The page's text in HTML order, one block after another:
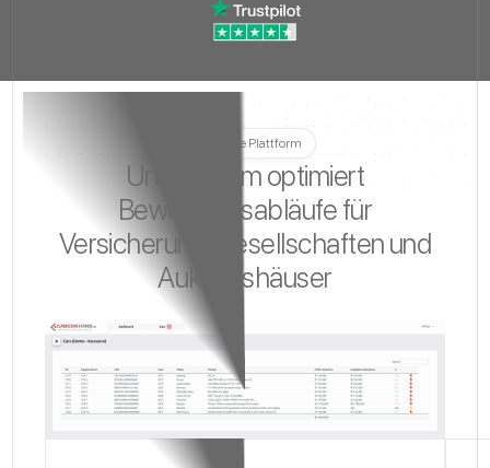
Unsere Plattform
Unser Team optimiert
Bewertungsabläufe für
Versicherungsgesellschaften und
Auktionshäuser